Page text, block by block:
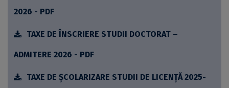
2026 - PDF
TAXE DE ÎNSCRIERE STUDII DOCTORAT –
ADMITERE 2026 - PDF
TAXE DE ȘCOLARIZARE STUDII DE LICENȚĂ 2025-